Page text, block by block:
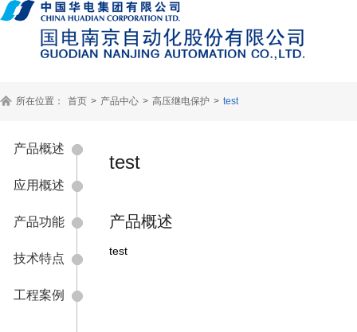
所在位置： 首页 > 产品中心 > 高压继电保护 > test
产品概述
应用概述
产品功能
技术特点
工程案例
test
产品概述
test